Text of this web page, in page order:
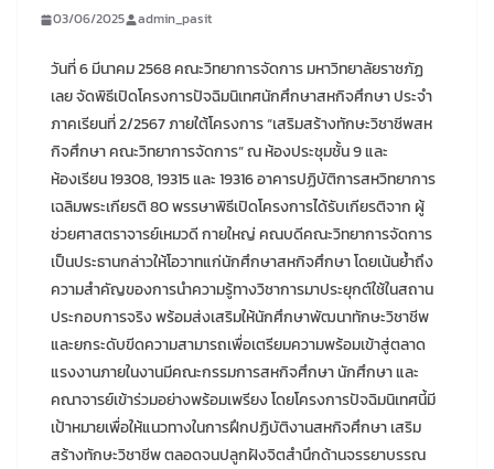
03/06/2025 admin_pasit
วันที่ 6 มีนาคม 2568 คณะวิทยาการจัดการ มหาวิทยาลัยราชภัฏ
เลย จัดพิธีเปิดโครงการปัจฉิมนิเทศนักศึกษาสหกิจศึกษา ประจำ
ภาคเรียนที่ 2/2567 ภายใต้โครงการ “เสริมสร้างทักษะวิชาชีพสห
กิจศึกษา คณะวิทยาการจัดการ” ณ ห้องประชุมชั้น 9 และ
ห้องเรียน 19308, 19315 และ 19316 อาคารปฏิบัติการสหวิทยาการ
เฉลิมพระเกียรติ 80 พรรษาพิธีเปิดโครงการได้รับเกียรติจาก ผู้
ช่วยศาสตราจารย์เหมวดี กายใหญ่ คณบดีคณะวิทยาการจัดการ
เป็นประธานกล่าวให้โอวาทแก่นักศึกษาสหกิจศึกษา โดยเน้นย้ำถึง
ความสำคัญของการนำความรู้ทางวิชาการมาประยุกต์ใช้ในสถาน
ประกอบการจริง พร้อมส่งเสริมให้นักศึกษาพัฒนาทักษะวิชาชีพ
และยกระดับขีดความสามารถเพื่อเตรียมความพร้อมเข้าสู่ตลาด
แรงงานภายในงานมีคณะกรรมการสหกิจศึกษา นักศึกษา และ
คณาจารย์เข้าร่วมอย่างพร้อมเพรียง โดยโครงการปัจฉิมนิเทศนี้มี
เป้าหมายเพื่อให้แนวทางในการฝึกปฏิบัติงานสหกิจศึกษา เสริม
สร้างทักษะวิชาชีพ ตลอดจนปลูกฝังจิตสำนึกด้านจรรยาบรรณ